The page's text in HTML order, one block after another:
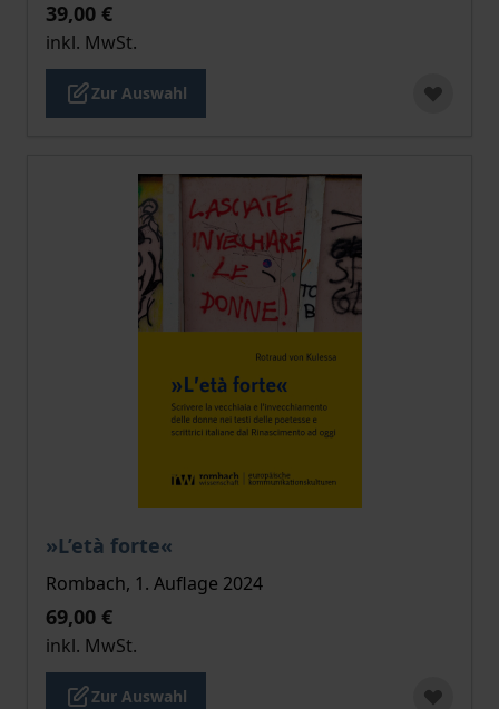
39,00 €
inkl. MwSt.
Zur Auswahl
»L’età forte«
Der Preis dieses Titels richtet sich nach der
Rombach, 1. Auflage 2024
69,00 €
inkl. MwSt.
Zur Auswahl